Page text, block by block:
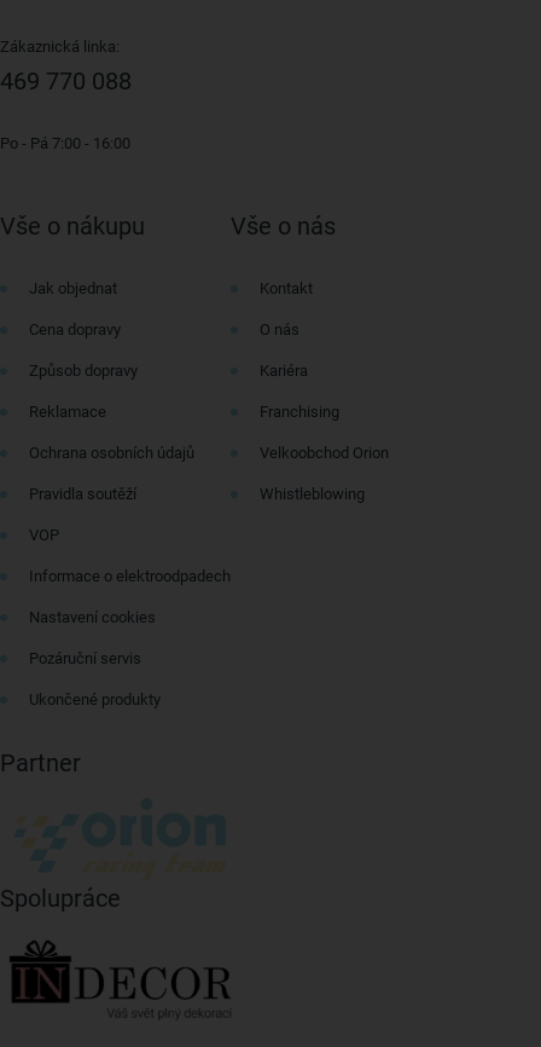
Zákaznická linka:
469 770 088
Po - Pá 7:00 - 16:00
Vše o nákupu
Jak objednat
Cena dopravy
Způsob dopravy
Reklamace
Ochrana osobních údajů
Pravidla soutěží
VOP
Informace o elektroodpadech
Nastavení cookies
Pozáruční servis
Ukončené produkty
Vše o nás
Kontakt
O nás
Kariéra
Franchising
Velkoobchod Orion
Whistleblowing
Partner
Spolupráce